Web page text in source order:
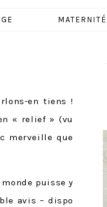
MATERNITÉ
en tiens !
« relief » (vu
merveille que
puisse y
avis – dispo